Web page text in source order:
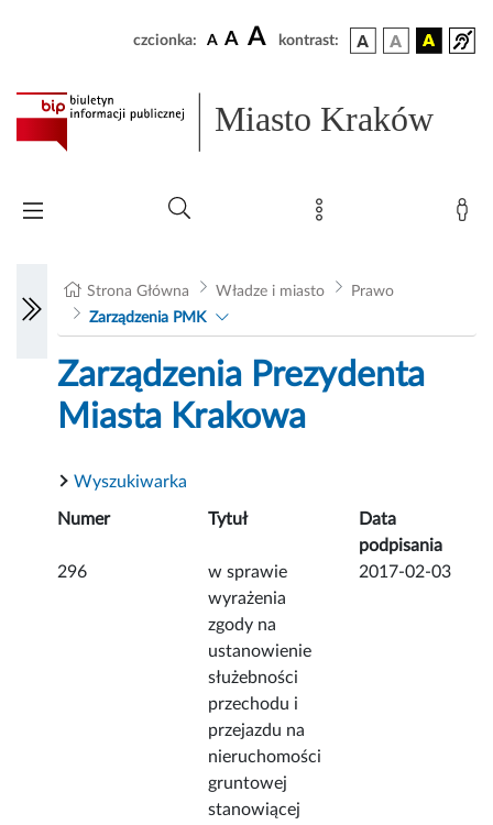
czcionka: A A A kontrast:
Miasto Kraków
Strona Główna Władze i miasto
Prawo
Zarządzenia PMK
Zarządzenia Prezydenta
Miasta Krakowa
Wyszukiwarka
Numer Tytuł
Data
podpisania
296
w sprawie
wyrażenia
zgody na
ustanowienie
służebności
przechodu i
przejazdu na
nieruchomości
gruntowej
stanowiącej
2017-02-03